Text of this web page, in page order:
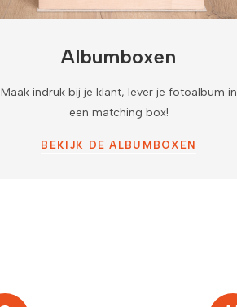
Albumboxen
Maak indruk bij je klant, lever je fotoalbum in
een matching box!
BEKIJK DE ALBUMBOXEN